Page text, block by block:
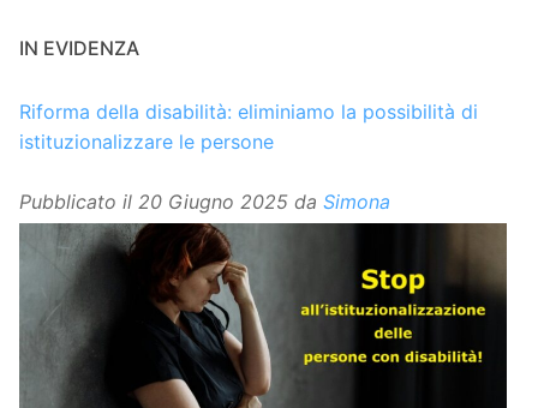
IN EVIDENZA
Riforma della disabilità: eliminiamo la possibilità di
istituzionalizzare le persone
Pubblicato il 20 Giugno 2025 da Simona